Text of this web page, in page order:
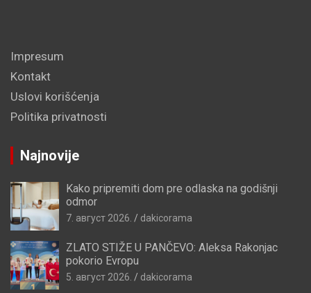
Impresum
Kontakt
Uslovi korišćenja
Politika privatnosti
Najnovije
Kako pripremiti dom pre odlaska na godišnji
odmor
7. август 2026. dakicorama
ZLATO STIŽE U PANČEVO: Aleksa Rakonjac
pokorio Evropu
5. август 2026. dakicorama